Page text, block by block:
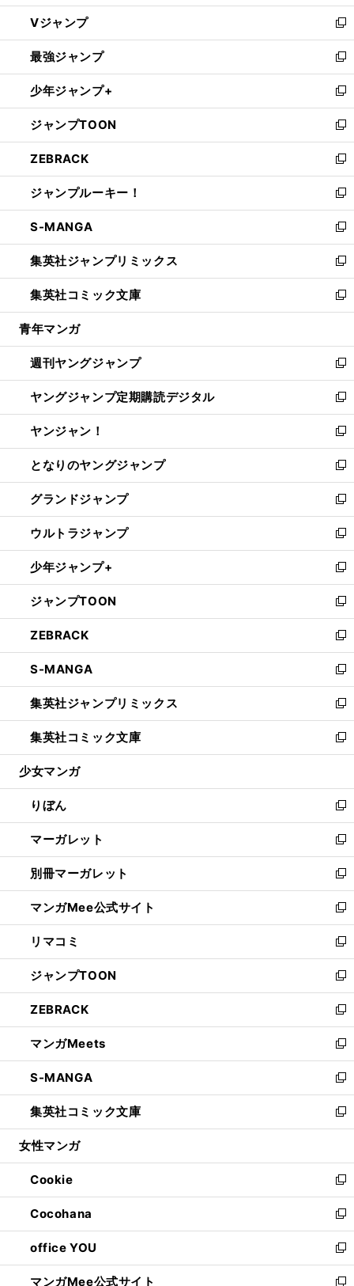
ウ
ィ
ン
ド
ウ
で
開
く
し
い
ウ
ィ
ン
ド
ウ
で
開
く
Vジャンプ
新
し
い
ウ
ィ
ン
ド
ウ
で
開
く
最強ジャンプ
新
し
い
ウ
ィ
ン
ド
ウ
で
開
く
少年ジャンプ+
新
し
い
ウ
ィ
ン
ド
ウ
で
開
く
ジャンプTOON
新
し
い
ウ
ィ
ン
ド
ウ
で
開
く
ZEBRACK
新
し
い
ウ
ィ
ン
ド
ウ
で
開
ジャンプルーキー！
新
し
い
ウ
ィ
ン
ド
ウ
開
く
S-MANGA
新
し
い
ウ
ィ
ン
ウ
で
開
く
集英社ジャンプリミックス
新
し
い
ウ
ン
ド
ウ
で
開
く
集英社コミック文庫
新
し
ウ
ィ
ン
ド
ウ
で
開
く
青年マンガ
週刊ヤングジャンプ
新
し
い
ウ
ィ
ン
ド
ウ
で
開
く
ヤングジャンプ定期購読デジタル
新
し
い
ウ
ィ
ン
ド
ウ
で
開
く
ヤンジャン！
新
し
い
ウ
ィ
ン
ド
ウ
で
開
く
となりのヤングジャンプ
新
し
い
ウ
ィ
ン
ド
ウ
で
開
く
グランドジャンプ
新
し
い
ウ
ィ
ン
ド
ウ
で
開
く
ウルトラジャンプ
新
し
い
ウ
ィ
ン
ド
ウ
で
開
く
少年ジャンプ+
新
し
い
ウ
ィ
ン
ド
ウ
で
開
く
ジャンプTOON
新
し
い
ウ
ィ
ン
ド
ウ
で
開
ZEBRACK
新
し
い
ウ
ィ
ン
ド
ウ
開
く
S-MANGA
新
し
い
ウ
ィ
ン
ウ
で
開
く
集英社ジャンプリミックス
新
し
い
ウ
ン
ド
ウ
で
開
く
集英社コミック文庫
新
し
ウ
ィ
ン
ド
ウ
で
開
く
少女マンガ
りぼん
新
し
い
ウ
ィ
ン
ド
ウ
で
開
く
マーガレット
新
し
い
ウ
ィ
ン
ド
ウ
で
開
く
別冊マーガレット
新
し
い
ウ
ィ
ン
ド
ウ
で
開
く
マンガMee公式サイト
新
し
い
ウ
ィ
ン
ド
ウ
で
開
く
リマコミ
新
し
い
ウ
ィ
ン
ド
ウ
で
開
く
ジャンプTOON
新
し
い
ウ
ィ
ン
ド
ウ
で
開
ZEBRACK
新
し
い
ウ
ィ
ン
ド
ウ
開
く
マンガMeets
新
し
い
ウ
ィ
ン
ウ
で
開
く
S-MANGA
新
し
い
ウ
ン
ド
ウ
で
開
く
集英社コミック文庫
新
し
ウ
ィ
ン
ド
ウ
で
開
く
女性マンガ
Cookie
新
し
い
ウ
ィ
ン
ド
Cocohana
新
し
い
ウ
office YOU
新
し
マンガMee公式サイト